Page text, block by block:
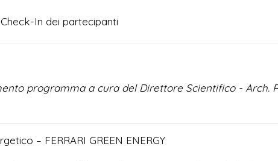
In dei partecipanti
programma a cura del Direttore Scientifico - Arch.
– FERRARI GREEN ENERGY